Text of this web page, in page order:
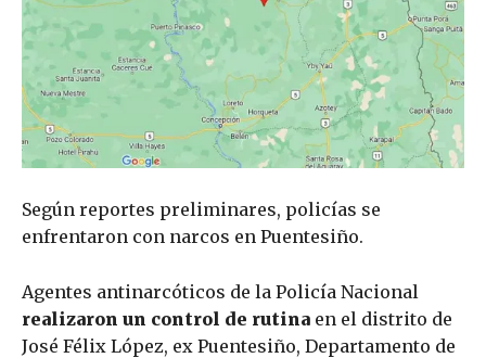
Según reportes preliminares, policías se
enfrentaron con narcos en Puentesiño.
Agentes antinarcóticos de la Policía Nacional
realizaron un control de rutina en el distrito de
José Félix López, ex Puentesiño, Departamento de